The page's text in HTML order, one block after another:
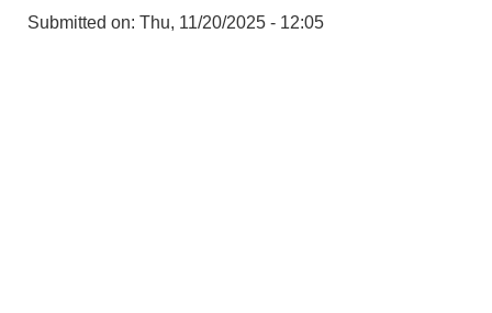
Submitted on: Thu, 11/20/2025 - 12:05